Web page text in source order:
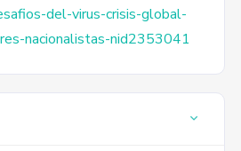
del-virus-crisis-global-
nacionalistas-nid2353041